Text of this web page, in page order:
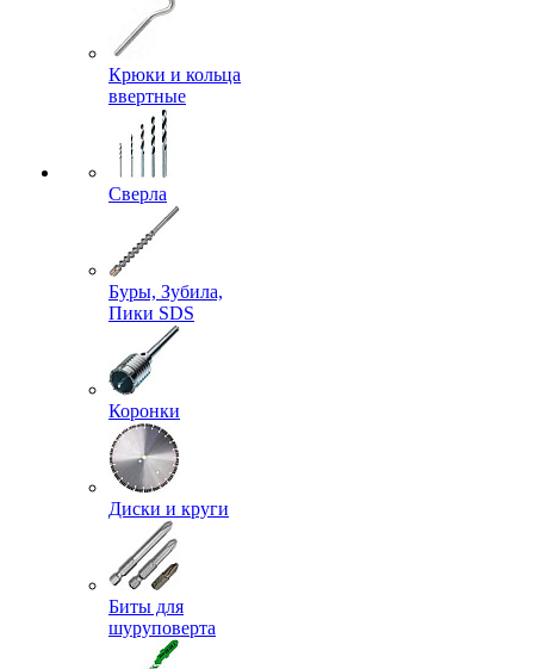
Крюки и кольца
ввертные
Сверла
Буры, Зубила,
Пики SDS
Коронки
Диски и круги
Биты для
шуруповерта